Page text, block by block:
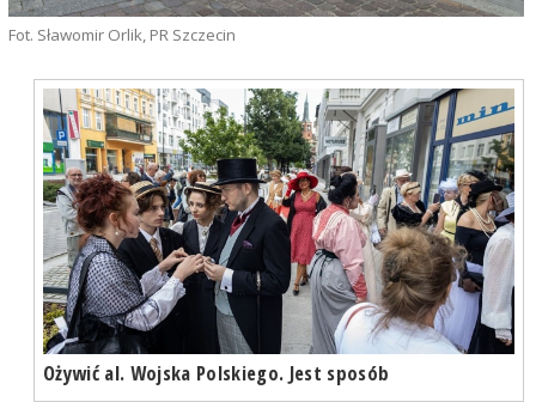
Fot. Sławomir Orlik, PR Szczecin
Ożywić al. Wojska Polskiego. Jest sposób